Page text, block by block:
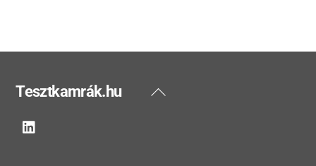
Back
Tesztkamrák.hu